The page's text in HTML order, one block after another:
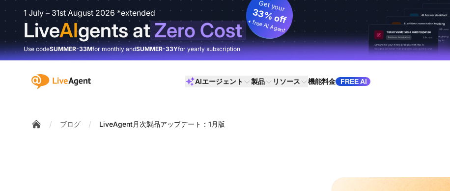
1 July – 31st August 2026 *extended
LiveAIgents atZero Cost
Get your
33% off
+ free AI Agent
Use codeSUMMER-33Mfor monthly andSUMMER-33Yfor yearly subscription
:site.title AIエージェント 製品 リソース 機能料金 FREE AI
/ ブログ / LiveAgent月次製品アップデート：1月版